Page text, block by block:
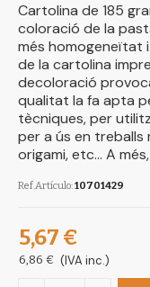
Cartolina de 185
coloració de la
més homogeneïtat
de la cartolina
decoloració
qualitat la fa apta
tècniques, per
per a ús en treballs
origami, etc... A
Ref.Artículo 10701429
5,67 €
6,86 € (IVA inc.)